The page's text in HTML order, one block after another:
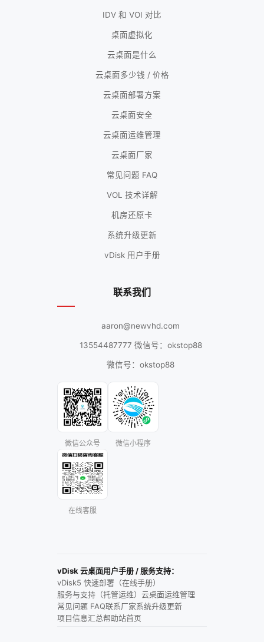
IDV 和 VOI 对比
桌面虚拟化
云桌面是什么
云桌面多少钱 / 价格
云桌面部署方案
云桌面安全
云桌面运维管理
云桌面厂家
常见问题 FAQ
VOL 技术详解
机房还原卡
系统升级更新
vDisk 用户手册
联系我们
aaron@newvhd.com
13554487777 微信号：okstop88
微信号：okstop88
微信公众号 微信小程序
在线客服
vDisk 云桌面用户手册 / 服务支持：
vDisk5 快速部署（在线手册）
服务与支持（托管运维）云桌面运维管理
常见问题 FAQ联系厂家系统升级更新
项目信息汇总帮助站首页